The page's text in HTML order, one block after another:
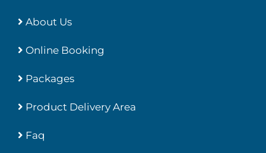
About Us
Online Booking
Packages
Product Delivery Area
Faq